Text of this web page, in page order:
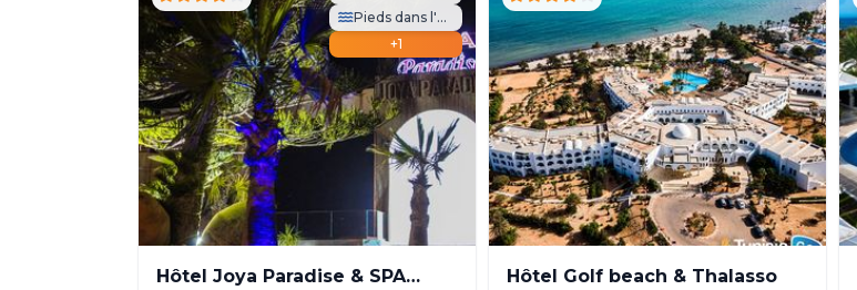
Pieds dans l'eau
+1
Hôtel Joya Paradise & SPA
Hôtel Golf beach & Thalasso